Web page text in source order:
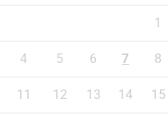
1
4 5 6 7 8
11 12 13 14 15